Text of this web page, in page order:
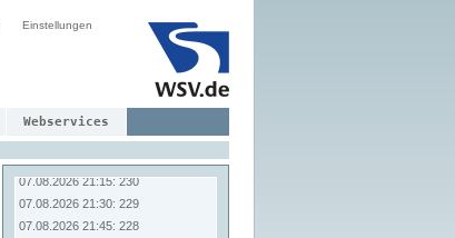
Einstellungen
Webservices
07.08.2026 19:30: 230
07.08.2026 20:30: 233
07.08.2026 20:45: 233
07.08.2026 21:00: 230
07.08.2026 21:15: 230
07.08.2026 21:30: 229
07.08.2026 21:45: 228